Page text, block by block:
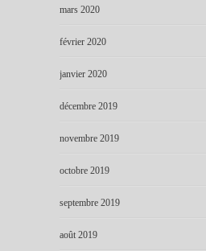
mars 2020
février 2020
janvier 2020
décembre 2019
novembre 2019
octobre 2019
septembre 2019
août 2019